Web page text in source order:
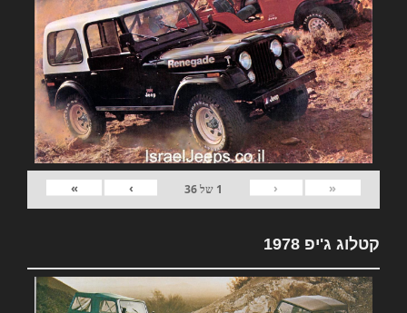
«
‹
1 של36
›
»
קטלוג ג'יפ 1978